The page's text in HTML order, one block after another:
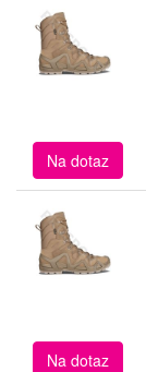
Na dotaz
Na dotaz